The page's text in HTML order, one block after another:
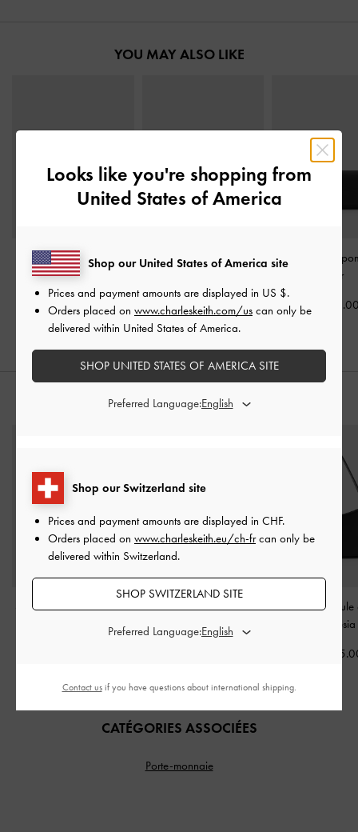
YOU MAY ALSO LIKE
Porte-monnaie zippé
Finley-
CHF49.00
Porte-cartes multi-fentes
-Noir
CHF39.00
Portefeuille à
Noir
STYLE IT WITH
Sac matelassé à bouton-
poussoir et poignée en
Escarpins asymétriques à
talon sculpté- Noir
Sac porté épaule
métallique
CATÉGORIES ASSOCIÉES
Porte-monnaie
Looks like you're shopping from
United States of America
Shop our Switzerland site
Prices and payment amounts are displayed in CHF.
Orders placed on www.charleskeith.eu/ch-frcan only be
delivered within Switzerland.
SHOP SWITZERLAND SITE
Preferred Language:
Shop our United States of America site
Prices and payment amounts are displayed in US $.
Orders placed on www.charleskeith.com/us can only be
delivered within United States of America.
SHOP UNITED STATES OF AMERICA SITE
Preferred Language:
Contact usif you have questions about international shipping.